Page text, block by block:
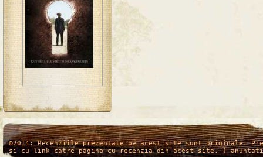
/* */
©2014: Recenziile prezentate pe acest site sunt originale.
si cu link catre pagina cu recenzia din acest site. (